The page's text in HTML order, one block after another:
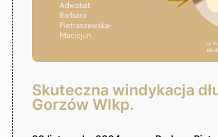
Skuteczna windykacja
Gorzów Wlkp.